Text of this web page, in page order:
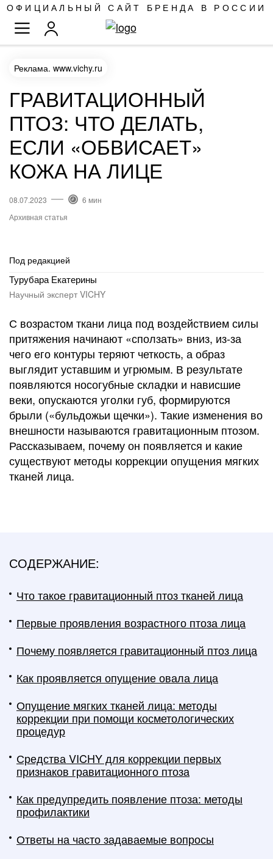
SKIP
TO
CONTENT
ОФИЦИАЛЬНЫЙ САЙТ БРЕНДА В РОССИИ
Реклама. www.vichy.ru
ГРАВИТАЦИОННЫЙ
ПТОЗ: ЧТО ДЕЛАТЬ,
ЕСЛИ «ОБВИСАЕТ»
КОЖА НА ЛИЦЕ
08.07.2023
6 мин
Архивная статья
Под редакцией
Турубара Екатерины
Научный эксперт VICHY
С возрастом ткани лица под воздействием силы
притяжения начинают «сползать» вниз, из-за
чего его контуры теряют четкость, а образ
выглядит уставшим и угрюмым. В результате
появляются носогубные складки и нависшие
веки, опускаются уголки губ, формируются
брыли («бульдожьи щечки»). Такие изменения во
внешности называются гравитационным птозом.
Рассказываем, почему он появляется и какие
существуют методы коррекции опущения мягких
тканей лица.
СОДЕРЖАНИЕ:
Что такое гравитационный птоз тканей лица
Первые проявления возрастного птоза лица
Почему появляется гравитационный птоз лица
Как проявляется опущение овала лица
Опущение мягких тканей лица: методы
коррекции при помощи косметологических
процедур
Средства VICHY для коррекции первых
признаков гравитационного птоза
Как предупредить появление птоза: методы
профилактики
Ответы на часто задаваемые вопросы